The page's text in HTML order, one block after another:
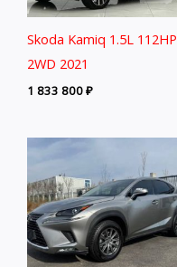
Skoda Kamiq 1.5L 112HP
2WD 2021
1 833 800₽